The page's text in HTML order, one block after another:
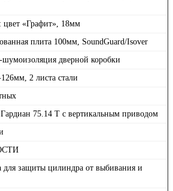
«Графит», 18мм
плита 100мм, SoundGuard/Isover
шумоизоляция дверной коробки
2 листа стали
75.14 Т с вертикальным приводом
для защиты цилиндра от выбивания и